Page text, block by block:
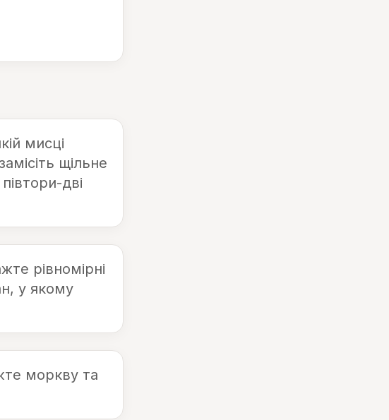
мисці
щільне
дві
рівномірні
у якому
моркву та